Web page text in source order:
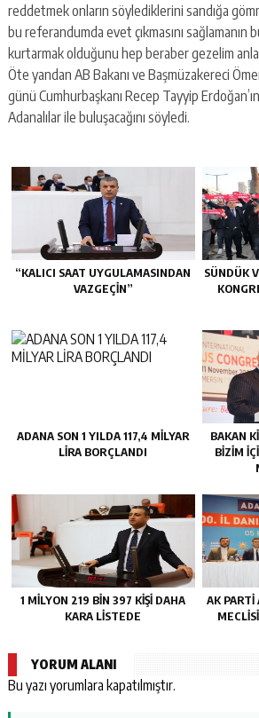
reddetmek onların söylediklerini sandığa
bu referandumda evet çıkmasını sağlamanın
kurtarmak olduğunu hep beraber gezelim
Öte yandan AB Bakanı ve Başmüzakereci
günü Cumhurbaşkanı Recep Tayyip
Adanalılar ile buluşacağını söyledi.
“KALICI SAAT UYGULAMASINDAN
VAZGEÇİN”
SÜNDÜK
ADANA SON 1 YILDA 117,4 MİLYAR
LİRA BORÇLANDI
BAKAN
BİZİM
1 MİLYON 219 BİN 397 KİŞİ DAHA
KARA LİSTEDE
AK PARTİ
YORUM ALANI
Bu yazı yorumlara kapatılmıştır.